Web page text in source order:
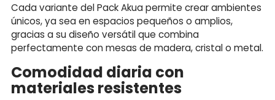
Cada variante del Pack Akua permite crear ambientes
únicos, ya sea en espacios pequeños o amplios,
gracias a su diseño versátil que combina
perfectamente con mesas de madera, cristal o metal.
Comodidad diaria con
materiales resistentes